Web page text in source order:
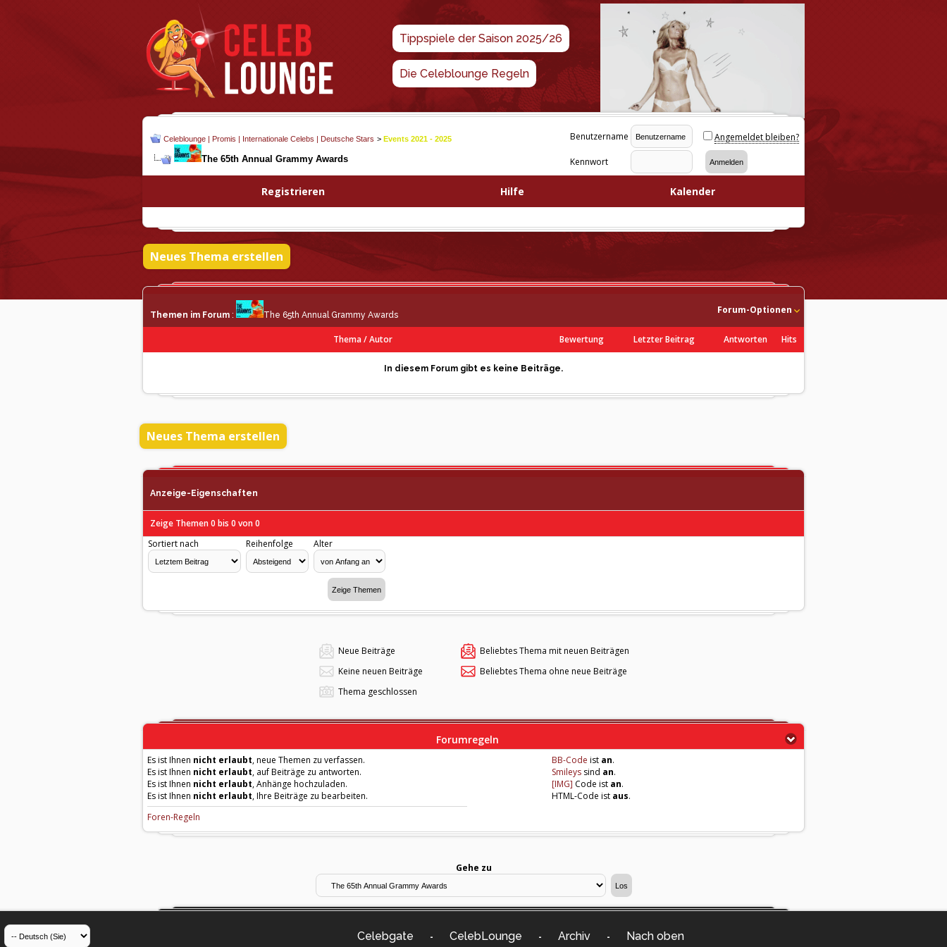
Tippspiele der Saison 2025/26
Die Celeblounge Regeln
Celeblounge | Promis | Internationale Celebs | Deutsche Stars > Events 2021 - 2025
The 65th Annual Grammy Awards
Benutzername Angemeldet bleiben?
Kennwort
Registrieren Hilfe Kalender
Neues Thema erstellen
Themen im Forum : The 65th Annual Grammy Awards Forum-Optionen
Bewertung
Thema/Autor Letzter Beitrag Antworten Hits
In diesem Forum gibt es keine Beiträge.
Neues Thema erstellen
Anzeige-Eigenschaften
Zeige Themen 0 bis 0 von 0
Sortiert nach
Reihenfolge Alter
Neue Beiträge
Beliebtes Thema mit neuen Beiträgen
Keine neuen Beiträge
Beliebtes Thema ohne neue Beiträge
Thema geschlossen
Forumregeln
Es ist Ihnen nicht erlaubt, neue Themen zu verfassen.
Es ist Ihnen nicht erlaubt, auf Beiträge zu antworten.
Es ist Ihnen nicht erlaubt, Anhänge hochzuladen.
Es ist Ihnen nicht erlaubt, Ihre Beiträge zu bearbeiten.
Foren-Regeln
BB-Code ist an.
Smileys sind an.
[IMG] Code ist an.
HTML-Code ist aus.
Gehe zu
Celebgate - CelebLounge - Archiv - Nach oben